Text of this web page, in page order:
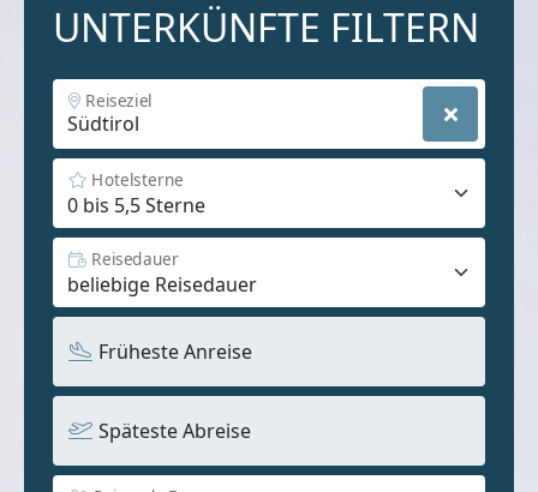
UNTERKÜNFTE FILTERN
Reiseziel
Hotelsterne
Reisedauer
Früheste Anreise
Späteste Abreise